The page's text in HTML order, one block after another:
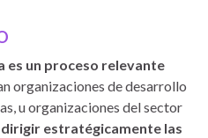
es un proceso relevante
organizaciones de desarrollo
u organizaciones del sector
estratégicamente las